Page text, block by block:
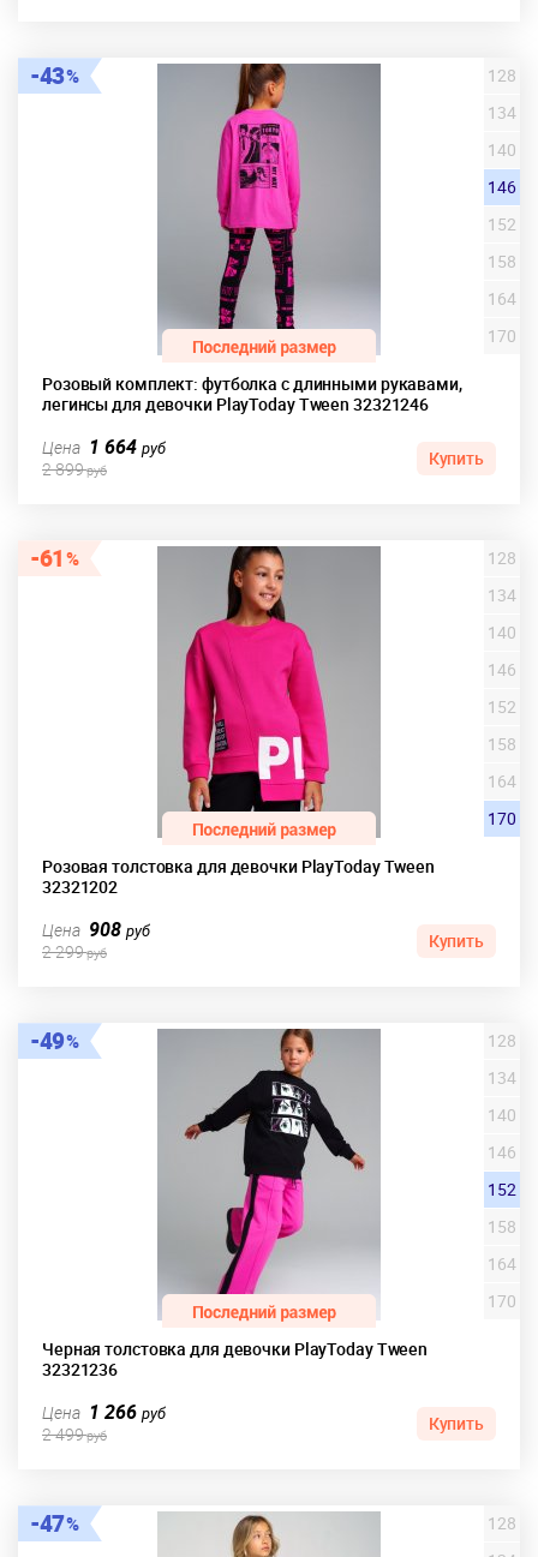
43
Розовый комплект: футболка с длинными рукавами,
легинсы для девочки PlayToday Tween 32321246
128
134
140
146
152
158
164
170
Цена 1 664 руб
2 899руб
Купить
61
Розовая толстовка для девочки PlayToday Tween
32321202
128
134
140
146
152
158
164
170
Цена 908руб
2 299руб
Купить
49
Черная толстовка для девочки PlayToday Tween
32321236
128
134
140
146
152
158
164
170
Цена 1 266 руб
2 499руб
Купить
47
128